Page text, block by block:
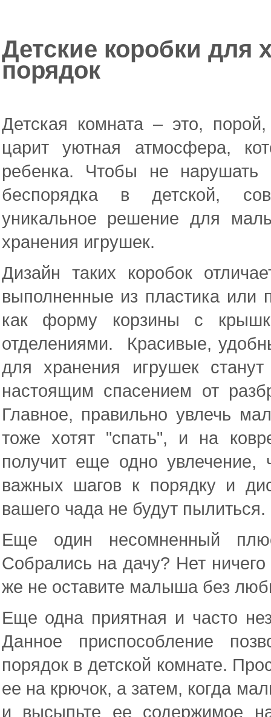
Детские коробки для
порядок
Детская комната – это,
царит уютная атмосфера,
ребенка. Чтобы не
беспорядка в детской,
уникальное решение для
хранения игрушек.
Дизайн таких коробок
выполненные из пластика или
как форму корзины с
отделениями. Красивые,
для хранения игрушек
настоящим спасением от
Главное, правильно увлечь
тоже хотят "спать", и на
получит еще одно увлечение,
важных шагов к порядку и
вашего чада не будут пылиться.
Еще один несомненный
Собрались на дачу? Нет
же не оставите малыша без
Еще одна приятная и часто
Данное приспособление
порядок в детской комнате.
ее на крючок, а затем, когда
и высыпьте ее содержимое